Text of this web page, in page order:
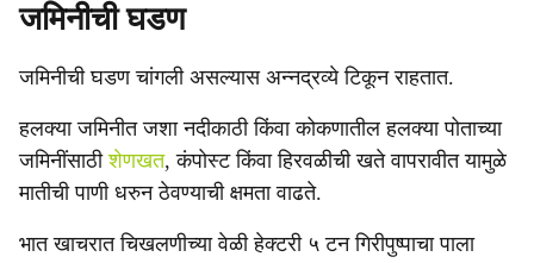
जमिनीची घडण
जमिनीची घडण चांगली असल्यास अन्नद्रव्ये टिकून राहतात.
हलक्या जमिनीत जशा नदीकाठी किंवा कोकणातील हलक्या पोताच्या
जमिनींसाठीशेणखत, कंपोस्ट किंवा हिरवळीची खते वापरावीत यामुळे
मातीची पाणी धरुन ठेवण्याची क्षमता वाढते.
भात खाचरात चिखलणीच्या वेळी हेक्टरी ५ टन गिरीपुष्पाचा पाला